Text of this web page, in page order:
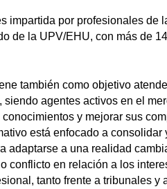
impartida por profesionales de
de la UPV/EHU, con más de
también como objetivo
siendo agentes activos en el
y mejorar sus
está enfocado a consolidar
adaptarse a una realidad
conflicto en relación a los
tanto frente a tribunales y